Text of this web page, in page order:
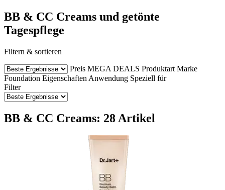
BB & CC Creams und getönte
Tagespflege
Filtern & sortieren
Preis MEGA DEALS Produktart Marke
Foundation Eigenschaften Anwendung Speziell für
Filter
BB & CC Creams: 28 Artikel